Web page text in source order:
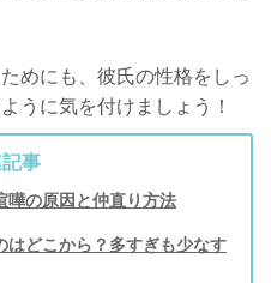
めにも、彼氏の性格をしっ
うに気を付けましょう！
事
嘩の原因と仲直り方法
はどこから？多すぎも少なす